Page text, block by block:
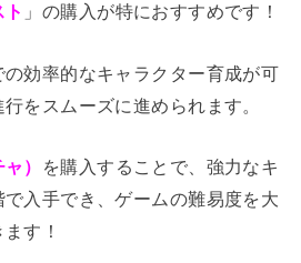
」の購入が特におすすめです！
効率的なキャラクター育成が可
をスムーズに進められます。
）
を購入することで、強力なキ
入手でき、ゲームの難易度を大
す！